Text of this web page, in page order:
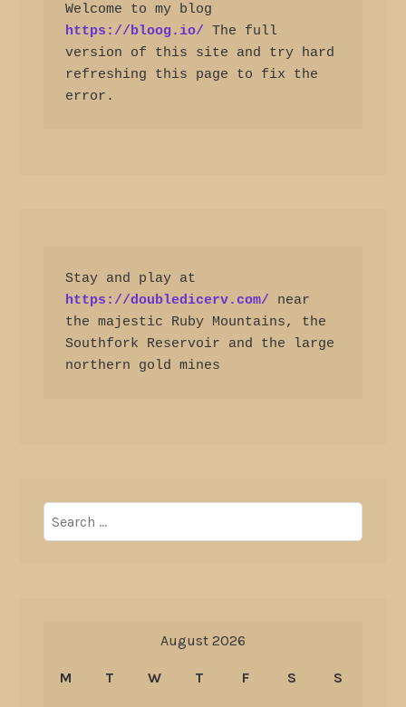
https://bloog.io/ The full
version of this site and try hard
refreshing this page to fix the
error.
https://doubledicerv.com/ near
the majestic Ruby Mountains, the
Southfork Reservoir and the large
northern gold mines
for:
August 2026
M T W T F S S